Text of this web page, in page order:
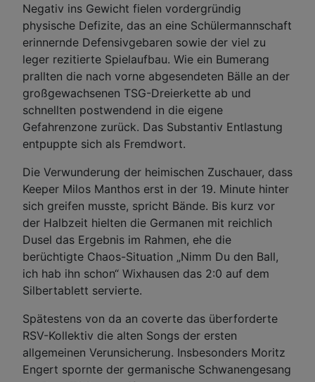
Negativ ins Gewicht fielen vordergründig
physische Defizite, das an eine Schülermannschaft
erinnernde Defensivgebaren sowie der viel zu
leger rezitierte Spielaufbau. Wie ein Bumerang
prallten die nach vorne abgesendeten Bälle an der
großgewachsenen TSG-Dreierkette ab und
schnellten postwendend in die eigene
Gefahrenzone zurück. Das Substantiv Entlastung
entpuppte sich als Fremdwort.
Die Verwunderung der heimischen Zuschauer, dass
Keeper Milos Manthos erst in der 19. Minute hinter
sich greifen musste, spricht Bände. Bis kurz vor
der Halbzeit hielten die Germanen mit reichlich
Dusel das Ergebnis im Rahmen, ehe die
berüchtigte Chaos-Situation „Nimm Du den Ball,
ich hab ihn schon“ Wixhausen das 2:0 auf dem
Silbertablett servierte.
Spätestens von da an coverte das überforderte
RSV-Kollektiv die alten Songs der ersten
allgemeinen Verunsicherung. Insbesonders Moritz
Engert spornte der germanische Schwanengesang